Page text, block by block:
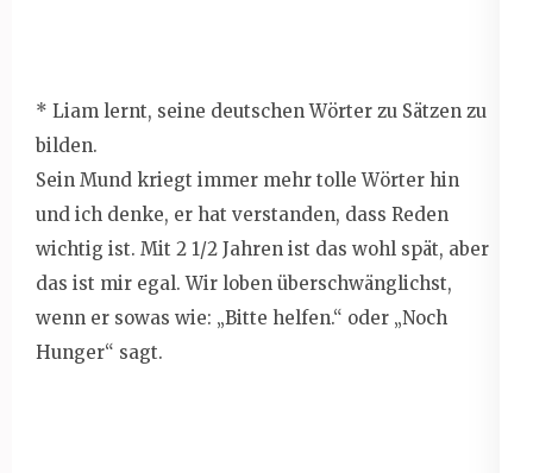
* Liam lernt, seine deutschen Wörter zu Sätzen zu
bilden.
Sein Mund kriegt immer mehr tolle Wörter hin
und ich denke, er hat verstanden, dass Reden
wichtig ist. Mit 2 1/2 Jahren ist das wohl spät, aber
das ist mir egal. Wir loben überschwänglichst,
wenn er sowas wie: „Bitte helfen.“ oder „Noch
Hunger“ sagt.